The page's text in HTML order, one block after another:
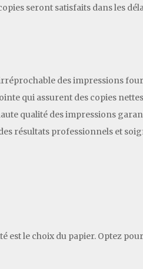
seront satisfaits dans les
des impressions
qui assurent des copies
qualité des impressions
résultats professionnels et
est le choix du papier. Optez